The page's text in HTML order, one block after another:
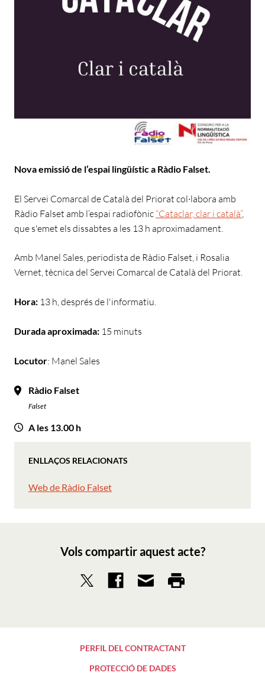
Nova emissió de l’espai lingüístic a Ràdio Falset.
El Servei Comarcal de Català del Priorat col·labora amb
Ràdio Falset amb l’espai radiofònic “Cataclar, clar i català”,
que s'emet els dissabtes a les 13 h aproximadament.
Amb Manel Sales, periodista de Ràdio Falset, i Rosalia
Vernet, tècnica del Servei Comarcal de Català del Priorat.
Hora: 13 h, després de l'informatiu.
Durada aproximada: 15 minuts
Locutor: Manel Sales
Ràdio Falset
Falset
A les 13.00 h
ENLLAÇOS RELACIONATS
Web de Ràdio Falset
Vols compartir aquest acte?
PERFIL DEL CONTRACTANT
PROTECCIÓ DE DADES